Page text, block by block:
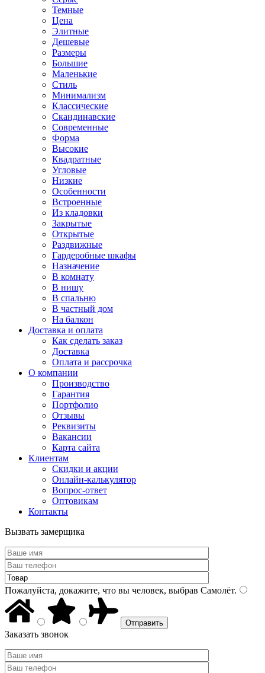
Темные
Цена
Элитные
Дешевые
Размеры
Большие
Маленькие
Стиль
Минимализм
Классические
Скандинавские
Современные
Форма
Высокие
Квадратные
Угловые
Низкие
Особенности
Встроенные
Из кладовки
Закрытые
Открытые
Раздвижные
Гардеробные шкафы
Назначение
В комнату
В нишу
В спальню
В частный дом
На балкон
Доставка и оплата
Как сделать заказ
Доставка
Оплата и рассрочка
О компании
Производство
Гарантия
Портфолио
Отзывы
Реквизиты
Вакансии
Карта сайта
Клиентам
Скидки и акции
Онлайн-калькулятор
Вопрос-ответ
Оптовикам
Контакты
Вызвать замерщика
Пожалуйста, докажите, что вы человек, выбрав Самолёт.
Заказать звонок